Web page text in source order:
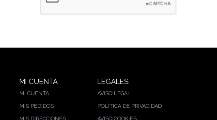
MI CUENTA
MI CUENTA
MIS PEDIDOS
LEGALES
AVISO LEGAL
POLÍTICA DE PRIVACIDAD